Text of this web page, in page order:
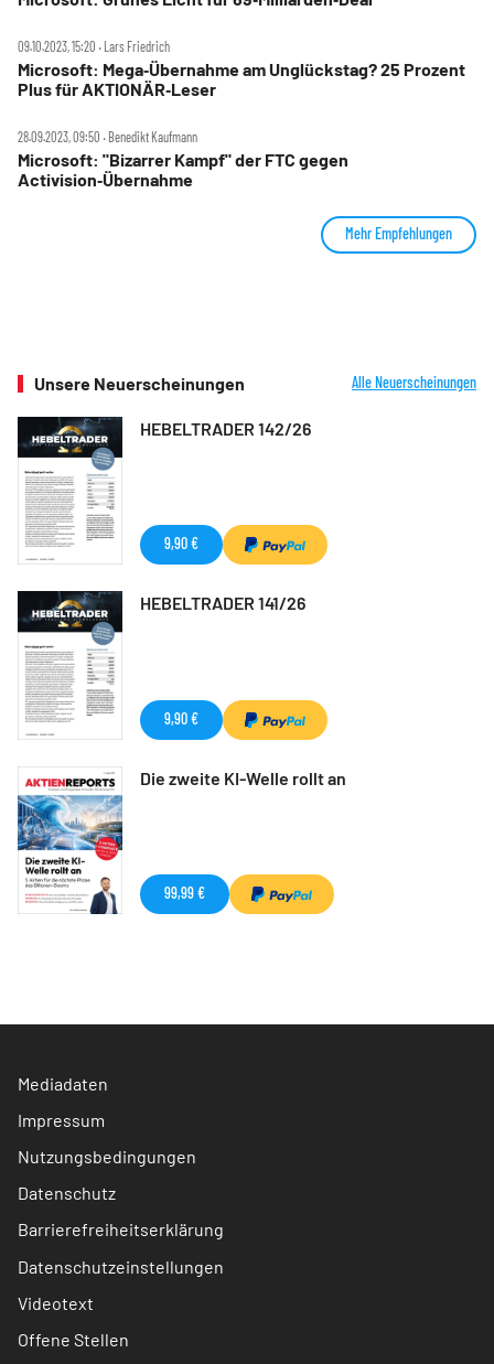
09.10.2023, 15:20 ‧ Lars Friedrich
Microsoft: Mega‑Übernahme am Unglückstag? 25 Prozent
Plus für AKTIONÄR‑Leser
28.09.2023, 09:50 ‧ Benedikt Kaufmann
Microsoft: "Bizarrer Kampf" der FTC gegen
Activision‑Übernahme
Mehr Empfehlungen
Unsere Neuerscheinungen Alle Neuerscheinungen
HEBELTRADER 142/26
9,90 €
HEBELTRADER 141/26
9,90 €
Die zweite KI-Welle rollt an
99,99 €
Mediadaten
Impressum
Nutzungsbedingungen
Datenschutz
Barrierefreiheitserklärung
Datenschutzeinstellungen
Videotext
Offene Stellen